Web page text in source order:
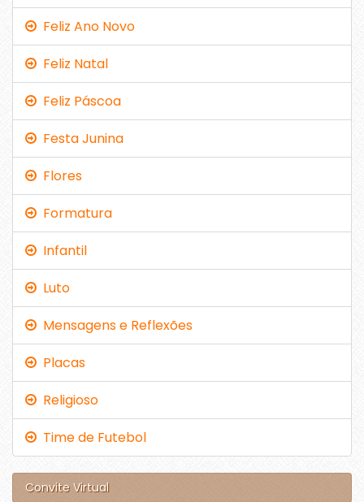
Feliz Ano Novo
Feliz Natal
Feliz Páscoa
Festa Junina
Flores
Formatura
Infantil
Luto
Mensagens e Reflexões
Placas
Religioso
Time de Futebol
Convite Virtual